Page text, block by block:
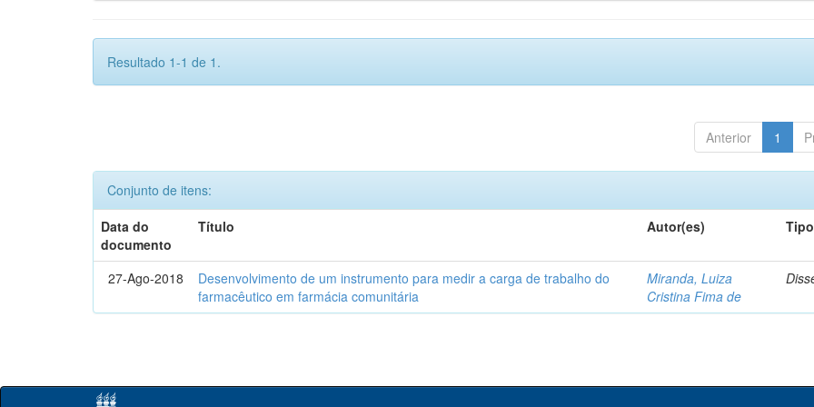
Resultado 1-1 de 1.
Anterior 1
Conjunto de itens:
Data do
documento
Título Autor(es) Tipo
27-Ago-2018
Desenvolvimento de um instrumento para medir a carga de trabalho do
farmacêutico em farmácia comunitária
Miranda, Luiza
Cristina Fima de